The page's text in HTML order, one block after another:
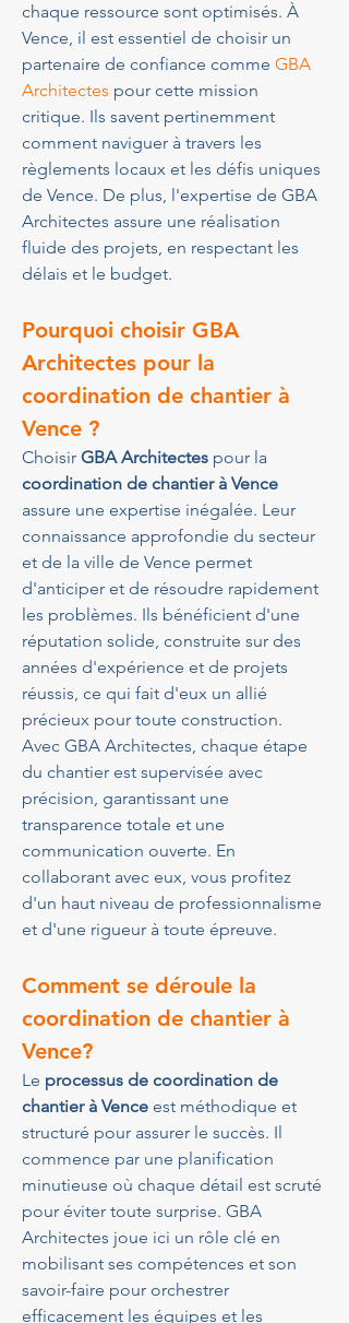
chaque ressource sont optimisés. À
Vence, il est essentiel de choisir un
partenaire de confiance comme GBA
Architectes pour cette mission
critique. Ils savent pertinemment
comment naviguer à travers les
règlements locaux et les défis uniques
de Vence. De plus, l'expertise de GBA
Architectes assure une réalisation
fluide des projets, en respectant les
délais et le budget.
Pourquoi choisir GBA
Architectes pour la
coordination de chantier à
Vence ?
Choisir GBA Architectes pour la
coordination de chantier à Vence
assure une expertise inégalée. Leur
connaissance approfondie du secteur
et de la ville de Vence permet
d'anticiper et de résoudre rapidement
les problèmes. Ils bénéficient d'une
réputation solide, construite sur des
années d'expérience et de projets
réussis, ce qui fait d'eux un allié
précieux pour toute construction.
Avec GBA Architectes, chaque étape
du chantier est supervisée avec
précision, garantissant une
transparence totale et une
communication ouverte. En
collaborant avec eux, vous profitez
d'un haut niveau de professionnalisme
et d'une rigueur à toute épreuve.
Comment se déroule la
coordination de chantier à
Vence?
Le processus de coordination de
chantier à Vence est méthodique et
structuré pour assurer le succès. Il
commence par une planification
minutieuse où chaque détail est scruté
pour éviter toute surprise. GBA
Architectes joue ici un rôle clé en
mobilisant ses compétences et son
savoir-faire pour orchestrer
efficacement les équipes et les